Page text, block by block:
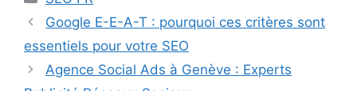
Google E-E-A-T : pourquoi ces critères sont
essentiels pour votre SEO
Agence Social Ads à Genève : Experts